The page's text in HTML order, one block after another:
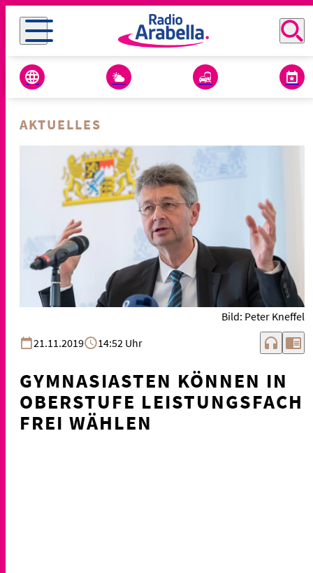
AKTUELLES
Bild: Peter Kneffel
21.11.2019
14:52 Uhr headphones chrome_reader_mode
GYMNASIASTEN KÖNNEN IN
OBERSTUFE LEISTUNGSFACH
FREI WÄHLEN